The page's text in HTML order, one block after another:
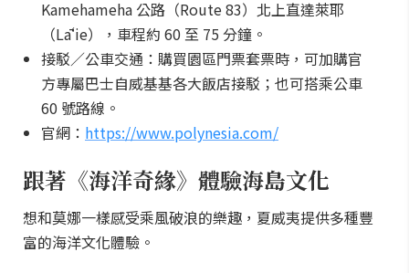
Kamehameha 公路（Route 83）北上直達萊耶
（Lāʻie），車程約 60 至 75 分鐘。
接駁／公車交通：購買園區門票套票時，可加購官
方專屬巴士自威基基各大飯店接駁；也可搭乘公車
60 號路線。
官網： https://www.polynesia.com/
跟著《海洋奇緣》體驗海島文化
想和莫娜一樣感受乘風破浪的樂趣，夏威夷提供多種豐
富的海洋文化體驗。